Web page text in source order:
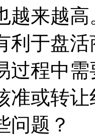
越来越
利于盘
过程中
准或转
问题？